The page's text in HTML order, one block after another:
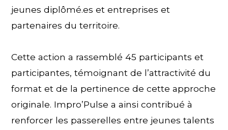
jeunes diplômé.es et entreprises et
partenaires du territoire.
Cette action a rassemblé 45 participants et
participantes, témoignant de l’attractivité du
format et de la pertinence de cette approche
originale. Impro’Pulse a ainsi contribué à
renforcer les passerelles entre jeunes talents